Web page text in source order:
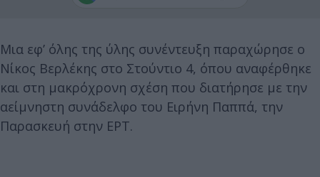
Μια εφ’ όλης της ύλης συνέντευξη παραχώρησε ο
Νίκος Βερλέκης στο Στούντιο 4, όπου αναφέρθηκε
και στη μακρόχρονη σχέση που διατήρησε με την
αείμνηστη συνάδελφο του Ειρήνη Παππά, την
Παρασκευή στην ΕΡΤ.